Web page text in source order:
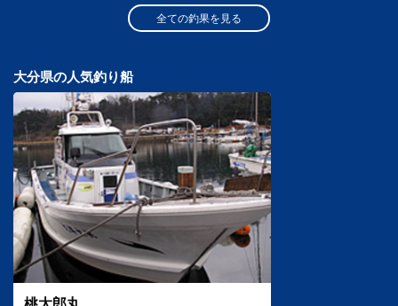
全ての釣果を見る
大分県の人気釣り船